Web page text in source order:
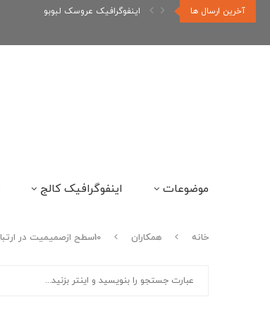
آخرین ارسال ها اینفوگرافیک عروسک لبوبو
موضوعات اینفوگرافیک کالج
خانه همکاران 10سطح ازصمیمیت در ارتباطات امروزی